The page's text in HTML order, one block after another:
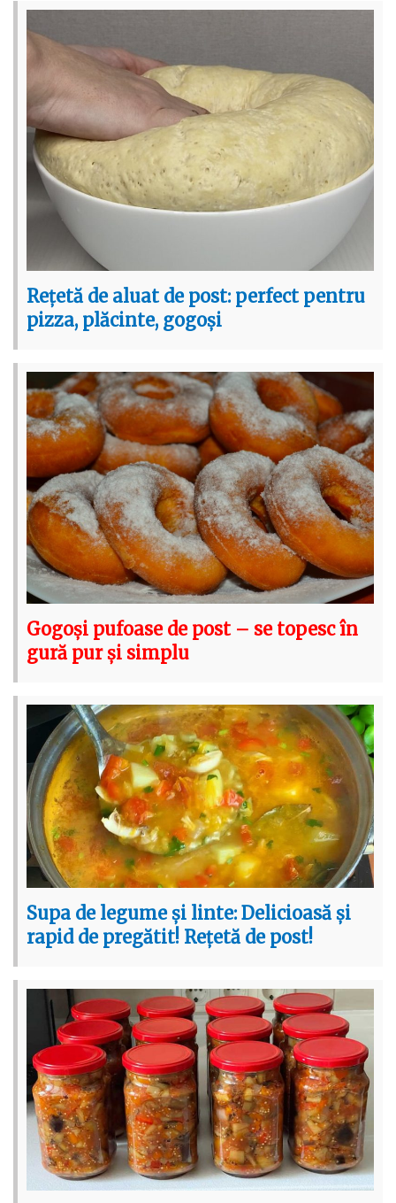
Rețetă de aluat de post: perfect pentru
pizza, plăcinte, gogoși
Gogoși pufoase de post – se topesc în
gură pur și simplu
Supa de legume și linte: Delicioasă și
rapid de pregătit! Rețetă de post!